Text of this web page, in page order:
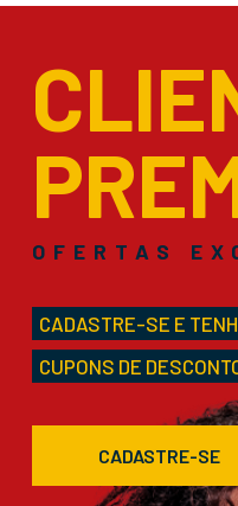
OFERTAS
CADASTRE-SE E
CUPONS DE
CADASTRE-SE